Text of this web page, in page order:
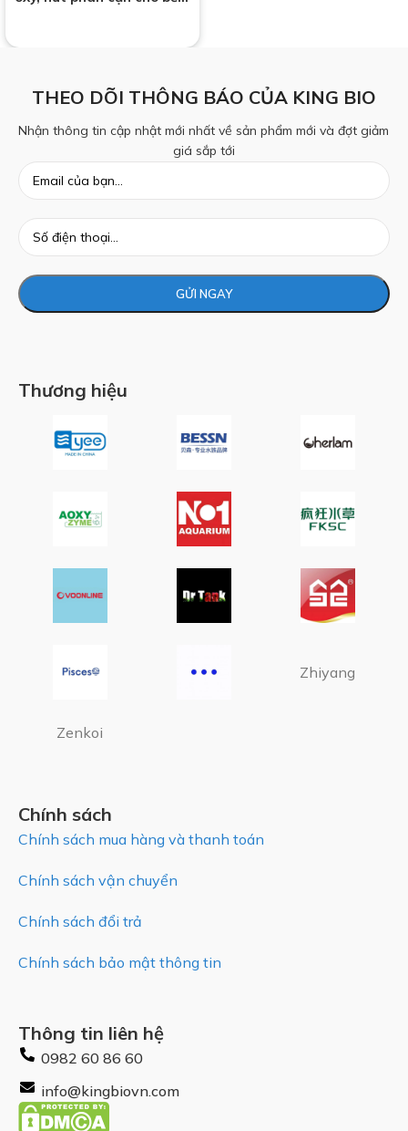
THEO DÕI THÔNG BÁO CỦA KING BIO
Nhận thông tin cập nhật mới nhất về sản phẩm mới và đợt giảm
giá sắp tới
Thương hiệu
Zhiyang
Zenkoi
Chính sách
Chính sách mua hàng và thanh toán
Chính sách vận chuyển
Chính sách đổi trả
Chính sách bảo mật thông tin
Thông tin liên hệ
0982 60 86 60
info@kingbiovn.com